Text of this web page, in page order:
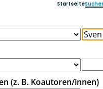
Startseite
(z. B. Koautoren/innen)